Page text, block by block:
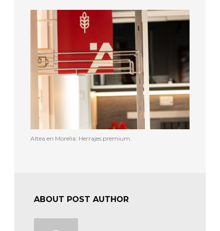
Altea en Morelia: Herrajes premium.
ABOUT POST AUTHOR